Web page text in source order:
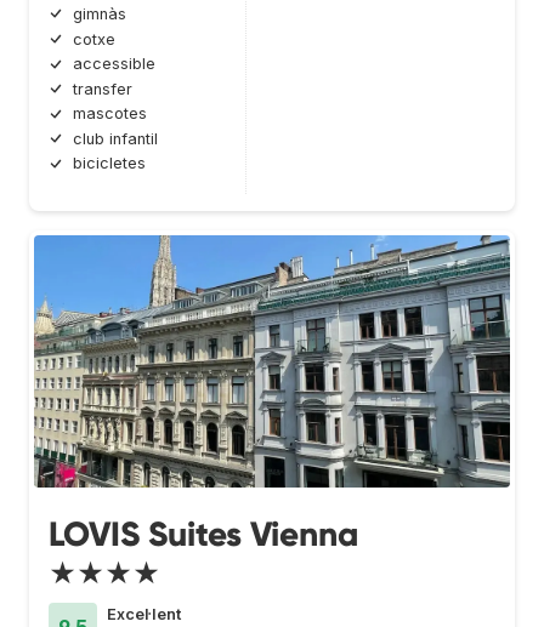
gimnàs
cotxe
accessible
transfer
mascotes
club infantil
bicicletes
LOVIS Suites Vienna
★★★★
Excel·lent